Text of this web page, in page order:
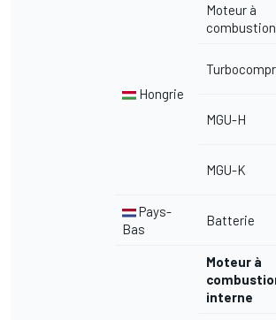
Hongrie
Moteur à
MGU-H
MGU-K
Pays-
Bas
Batterie
Moteur à
interne